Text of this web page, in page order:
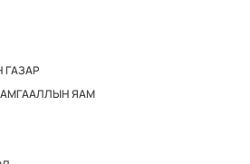
ЯАМ